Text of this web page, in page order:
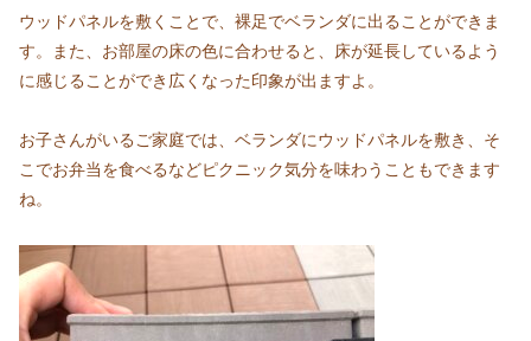
ウッドパネルを敷くことで、裸足でベランダに出ることができま
す。また、お部屋の床の色に合わせると、床が延長しているよう
に感じることができ広くなった印象が出ますよ。
お子さんがいるご家庭では、ベランダにウッドパネルを敷き、そ
こでお弁当を食べるなどピクニック気分を味わうこともできます
ね。